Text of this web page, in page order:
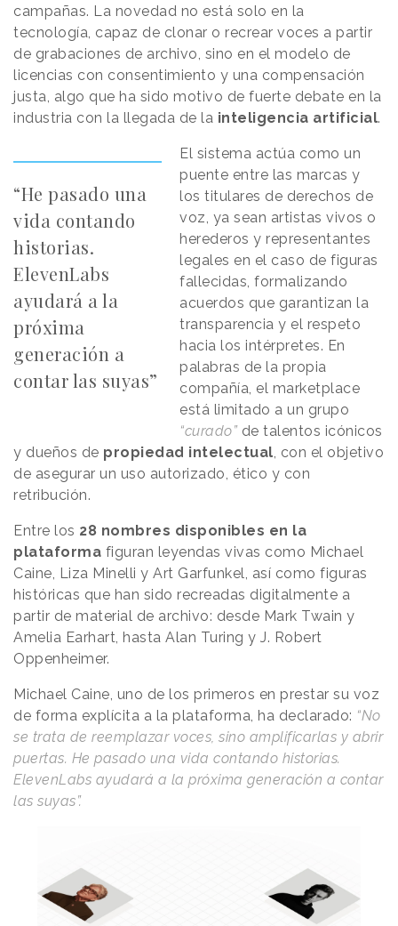
campañas. La novedad no está solo en la
tecnología, capaz de clonar o recrear voces a partir
de grabaciones de archivo, sino en el modelo de
licencias con consentimiento y una compensación
justa, algo que ha sido motivo de fuerte debate en la
industria con la llegada de la inteligencia artificial.
“He pasado una
vida contando
historias.
ElevenLabs
ayudará a la
próxima
generación a
contar las suyas”
El sistema actúa como un
puente entre las marcas y
los titulares de derechos de
voz, ya sean artistas vivos o
herederos y representantes
legales en el caso de figuras
fallecidas, formalizando
acuerdos que garantizan la
transparencia y el respeto
hacia los intérpretes. En
palabras de la propia
compañía, el marketplace
está limitado a un grupo
“curado” de talentos icónicos
y dueños de propiedad intelectual, con el objetivo
de asegurar un uso autorizado, ético y con
retribución.
Entre los 28 nombres disponibles en la
plataforma figuran leyendas vivas como Michael
Caine, Liza Minelli y Art Garfunkel, así como figuras
históricas que han sido recreadas digitalmente a
partir de material de archivo: desde Mark Twain y
Amelia Earhart, hasta Alan Turing y J. Robert
Oppenheimer.
Michael Caine, uno de los primeros en prestar su voz
de forma explícita a la plataforma, ha declarado: “No
se trata de reemplazar voces, sino amplificarlas y abrir
puertas. He pasado una vida contando historias.
ElevenLabs ayudará a la próxima generación a contar
las suyas”.